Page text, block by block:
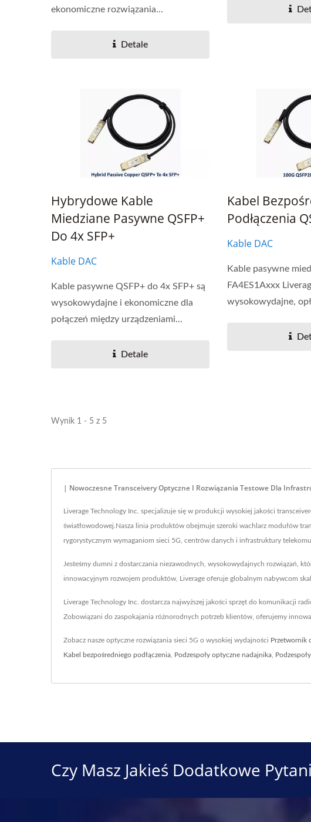
ekonomiczne rozwiązania...
Detale
Hybrydowe Kable
Miedziane Pasywne QSFP+
Do 4x SFP+
Kable DAC
Kable pasywne QSFP+ do 4x SFP+ są
wysokowydajne i ekonomiczne dla
połączeń między urządzeniami...
Detale
Kabel
Podłączenia
Kable DAC
Kable pasywne
FA4ES1Axxx
wysokowydajne,
Wynik 1 - 5 z 5
| Nowoczesne Transceivery Optyczne I Rozwiązania Testowe Dla
Liverage Technology Inc. specjalizuje się w produkcji wysokiej jakości
światłowodowej.Nasza linia produktów obejmuje szeroki wachlarz modułów
rygorystycznym wymaganiom sieci 5G, centrów danych i infrastruktury
Jesteśmy dumni z dostarczania niezawodnych, wysokowydajnych rozwiązań,
innowacyjnym rozwojem produktów, Liverage oferuje globalnym nabywcom
Liverage Technology Inc. dostarcza najwyższej jakości sprzęt do komunikacji
Zobowiązani do zaspokajania różnorodnych potrzeb klientów, oferujemy
Zobacz nasze optyczne rozwiązania sieci 5G o wysokiej wydajności Przetwornik
Kabel bezpośredniego podłączenia Podzespoły optyczne nadajnika
Czy Masz Jakieś Dodatkowe